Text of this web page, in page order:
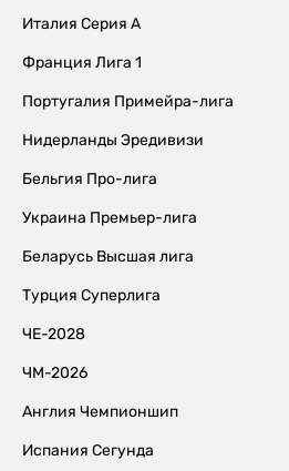
Италия Серия А
Франция Лига 1
Португалия Примейра-лига
Нидерланды Эредивизи
Бельгия Про-лига
Украина Премьер-лига
Беларусь Высшая лига
Турция Суперлига
ЧЕ-2028
ЧМ-2026
Англия Чемпионшип
Испания Сегунда